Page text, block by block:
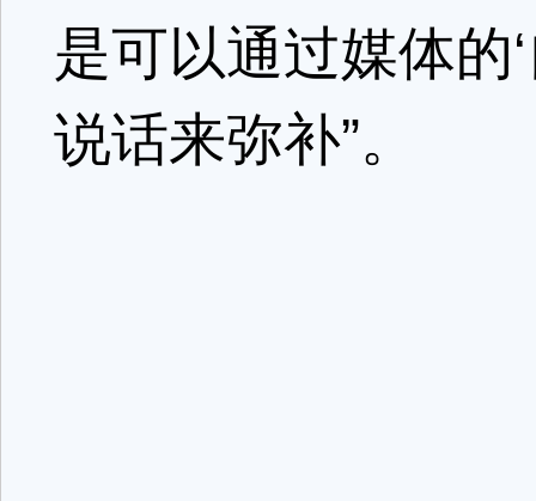
是可以通过媒体的
说话来弥补”。